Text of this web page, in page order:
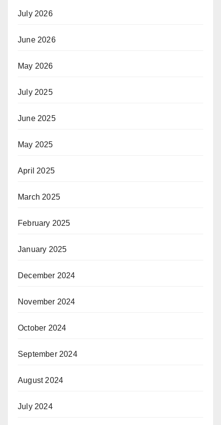
July 2026
June 2026
May 2026
July 2025
June 2025
May 2025
April 2025
March 2025
February 2025
January 2025
December 2024
November 2024
October 2024
September 2024
August 2024
July 2024